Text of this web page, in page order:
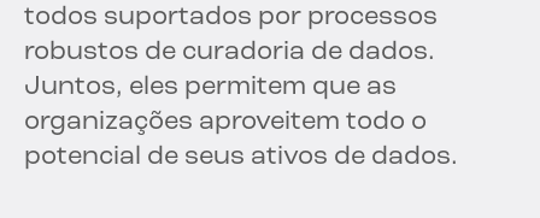
todos suportados por processos
robustos de curadoria de dados.
Juntos, eles permitem que as
organizações aproveitem todo o
potencial de seus ativos de dados.